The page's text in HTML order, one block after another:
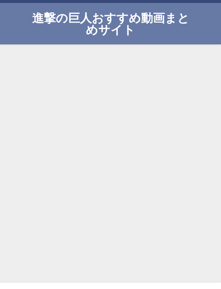
進撃の巨人おすすめ動画まと
めサイト